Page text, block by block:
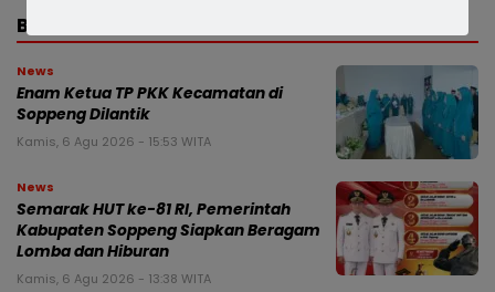
BERITA TERBARU
News
Enam Ketua TP PKK Kecamatan di
Soppeng Dilantik
Kamis, 6 Agu 2026 - 15:53 WITA
News
Semarak HUT ke-81 RI, Pemerintah
Kabupaten Soppeng Siapkan Beragam
Lomba dan Hiburan
Kamis, 6 Agu 2026 - 13:38 WITA